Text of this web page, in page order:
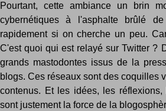
Pourtant, cette ambiance un brin
cybernétiques à l'asphalte brûlé
rapidement si on cherche un peu.
C'est quoi qui est relayé sur Twitter ?
grands mastodontes issus de la
blogs. Ces réseaux sont des coquilles
contenus. Et les idées, les
sont justement la force de la